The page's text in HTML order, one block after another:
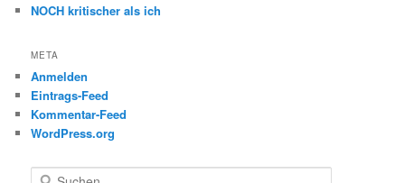
NOCH kritischer als ich
META
Anmelden
Eintrags-Feed
Kommentar-Feed
WordPress.org